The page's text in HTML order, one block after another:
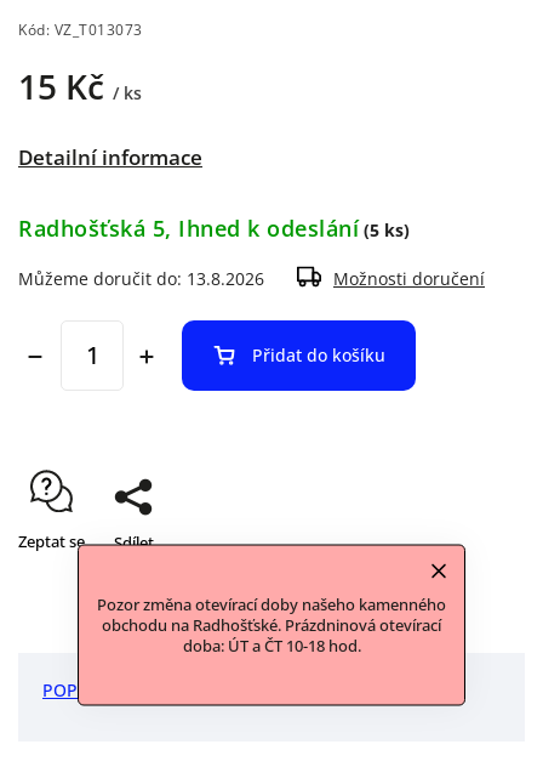
Pozor změna otevírací doby našeho kamenného
obchodu na Radhošťské. Prázdninová otevírací
doba: ÚT a ČT 10-18 hod.
Kód: VZ_T013073
15 Kč / ks
Detailní informace
Radhošťská 5, Ihned k odeslání (5 ks)
Můžeme doručit do: 13.8.2026 Možnosti doručení
Přidat do košíku
Zeptat se Sdílet
POPIS